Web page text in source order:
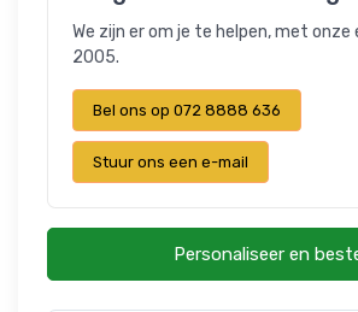
We zijn er om je te helpen, met onze
2005.
Bel ons op 072 8888 636
Stuur ons een e-mail
Personaliseer en